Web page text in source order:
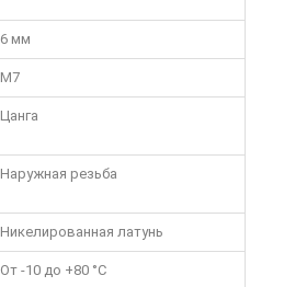
6 мм
M7
Цанга
Наружная резьба
Никелированная латунь
От -10 до +80 °C